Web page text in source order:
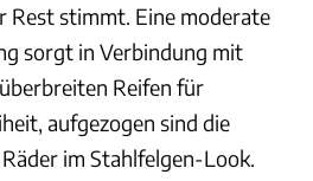
Rest stimmt. Eine moderate
sorgt in Verbindung mit
Reifen für
aufgezogen sind die
im Stahlfelgen-Look.